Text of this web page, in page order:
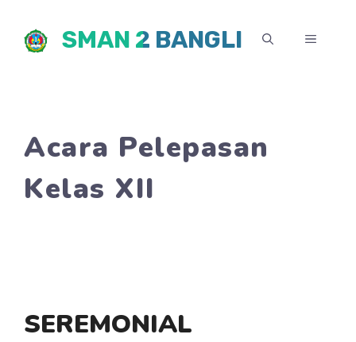
SMAN 2 BANGLI MENU
Acara Pelepasan
Kelas XII
SEREMONIAL